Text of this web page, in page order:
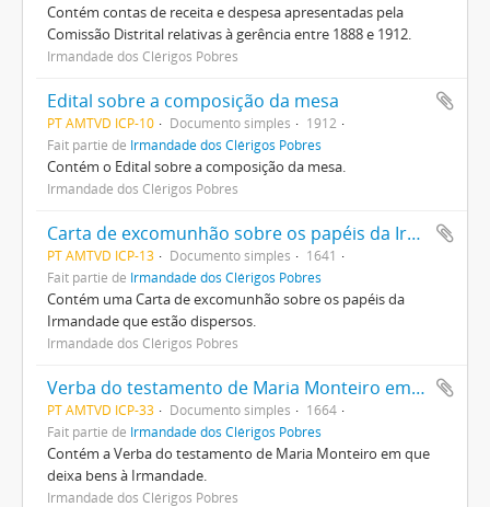
Contém contas de receita e despesa apresentadas pela
Comissão Distrital relativas à gerência entre 1888 e 1912.
Irmandade dos Clérigos Pobres
Edital sobre a composição da mesa
PT AMTVD ICP-10 Documento simples
1912
Fait partie de Irmandade dos Clérigos Pobres
Contém o Edital sobre a composição da mesa.
Irmandade dos Clérigos Pobres
Carta de excomunhão sobre os papéis da Irmandade que estão dispersos
PT AMTVD ICP-13 Documento simples
1641
Fait partie de Irmandade dos Clérigos Pobres
Contém uma Carta de excomunhão sobre os papéis da
Irmandade que estão dispersos.
Irmandade dos Clérigos Pobres
Verba do testamento de Maria Monteiro em que deixa bens à Irmandade
PT AMTVD ICP-33 Documento simples
1664
Fait partie de Irmandade dos Clérigos Pobres
Contém a Verba do testamento de Maria Monteiro em que
deixa bens à Irmandade.
Irmandade dos Clérigos Pobres